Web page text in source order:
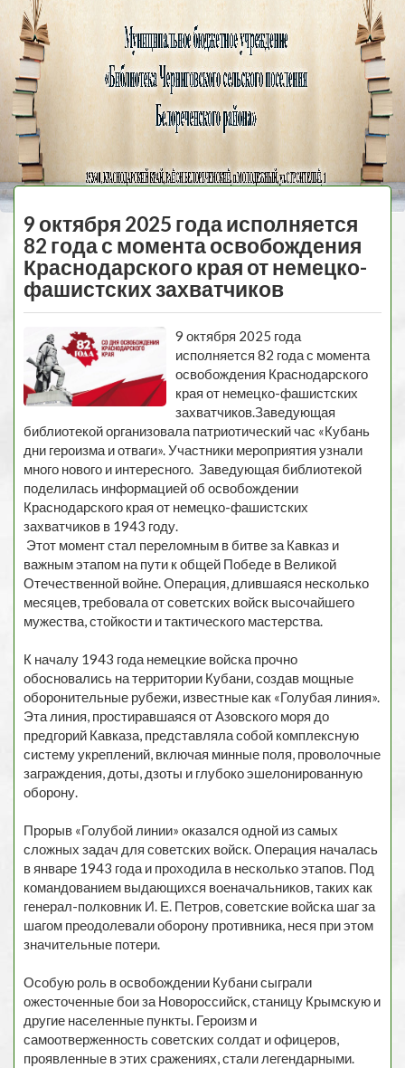
Черниговская
библиотека
МЕНЮ
9 октября 2025 года исполняется
82 года с момента освобождения
Краснодарского края от немецко-
фашистских захватчиков
9 октября 2025 года
исполняется 82 года с момента
освобождения Краснодарского
края от немецко-фашистских
захватчиков.Заведующая
библиотекой организовала патриотический час «Кубань
дни героизма и отваги». Участники мероприятия узнали
много нового и интересного. Заведующая библиотекой
поделилась информацией об освобождении
Краснодарского края от немецко-фашистских
захватчиков в 1943 году.
Этот момент стал переломным в битве за Кавказ и
важным этапом на пути к общей Победе в Великой
Отечественной войне. Операция, длившаяся несколько
месяцев, требовала от советских войск высочайшего
мужества, стойкости и тактического мастерства.
К началу 1943 года немецкие войска прочно
обосновались на территории Кубани, создав мощные
оборонительные рубежи, известные как «Голубая линия».
Эта линия, простиравшаяся от Азовского моря до
предгорий Кавказа, представляла собой комплексную
систему укреплений, включая минные поля, проволочные
заграждения, доты, дзоты и глубоко эшелонированную
оборону.
Прорыв «Голубой линии» оказался одной из самых
сложных задач для советских войск. Операция началась
в январе 1943 года и проходила в несколько этапов. Под
командованием выдающихся военачальников, таких как
генерал-полковник И. Е. Петров, советские войска шаг за
шагом преодолевали оборону противника, неся при этом
значительные потери.
Особую роль в освобождении Кубани сыграли
ожесточенные бои за Новороссийск, станицу Крымскую и
другие населенные пункты. Героизм и
самоотверженность советских солдат и офицеров,
проявленные в этих сражениях, стали легендарными.